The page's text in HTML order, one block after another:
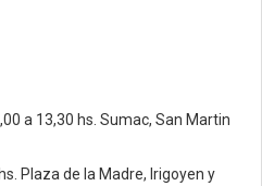
a 13,30 hs. Sumac, San Martin
Plaza de la Madre, Irigoyen y